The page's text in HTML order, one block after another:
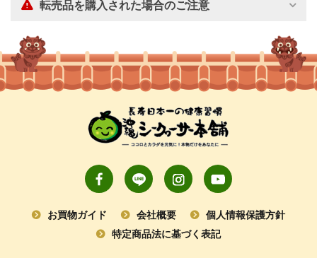
転売品を購入された場合のご注意
お買物ガイド 会社概要
個人情報保護方針
特定商品法に基づく表記